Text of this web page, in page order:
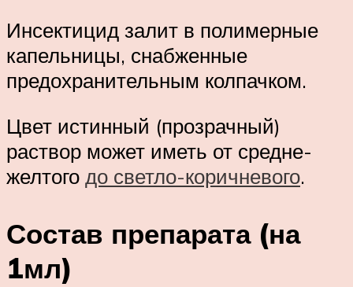
Инсектицид залит в полимерные
капельницы, снабженные
предохранительным колпачком.
Цвет истинный (прозрачный)
раствор может иметь от средне-
желтого до светло-коричневого.
Состав препарата (на
1мл)